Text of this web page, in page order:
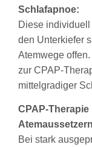
Schlafapnoe:
Diese
den Unterkiefer
Atemwege
zur CPAP-
mittelgradiger
CPAP-
Bei stark